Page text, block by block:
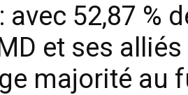
52,87 %
et ses alliés
majorité au